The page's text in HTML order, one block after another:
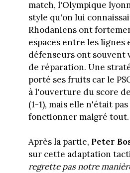
match, l'Olympique
style qu'on lui
Rhodaniens ont
espaces entre les lignes
défenseurs ont souvent
de réparation. Une
porté ses fruits car le
à l'ouverture du score de
(1-1), mais elle n'était
fonctionner malgré tout.
Après la partie, Peter
sur cette adaptation
regrette pas notre